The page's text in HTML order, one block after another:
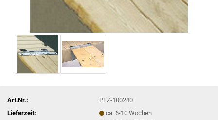
Art.Nr.:
PEZ-100240
Lieferzeit:
ca. 6-10 Wochen